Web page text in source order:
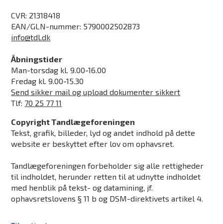
CVR: 21318418
EAN/GLN-nummer: 5790002502873
info@tdl.dk
Åbningstider
Man-torsdag kl. 9.00-16.00
Fredag kl. 9.00-15.30
Send sikker mail og upload dokumenter sikkert
Tlf: 70 25 77 11
Copyright Tandlægeforeningen
Tekst, grafik, billeder, lyd og andet indhold på dette
website er beskyttet efter lov om ophavsret.
Tandlægeforeningen forbeholder sig alle rettigheder
til indholdet, herunder retten til at udnytte indholdet
med henblik på tekst- og datamining, jf.
ophavsretslovens § 11 b og DSM-direktivets artikel 4.